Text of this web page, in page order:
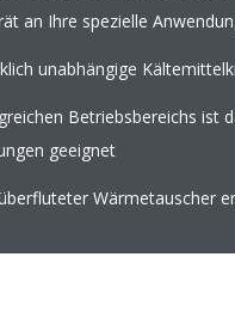
an Ihre spezielle
unabhängige
Betriebsbereichs ist
geeignet
Wärmetauscher